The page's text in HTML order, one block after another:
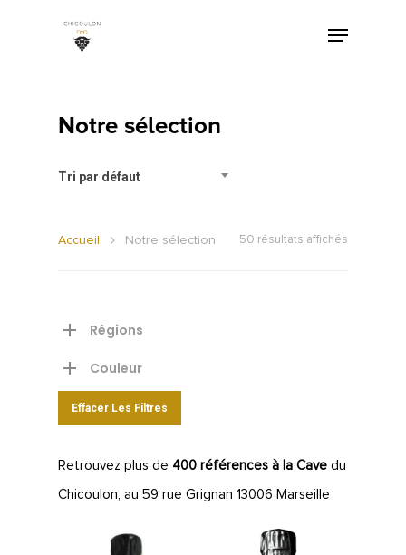
Notre sélection
Tri par défaut
50 résultats affichés
Accueil Notre sélection
Régions
Couleur
Effacer Les Filtres
Retrouvez plus de 400 références à la Cave du
Chicoulon, au 59 rue Grignan 13006 Marseille